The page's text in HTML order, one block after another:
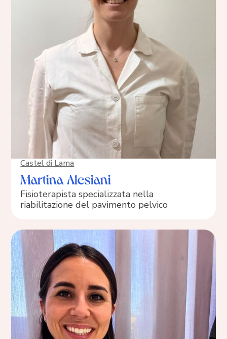
Castel di Lama
Martina Alesiani
Fisioterapista specializzata nella
riabilitazione del pavimento pelvico